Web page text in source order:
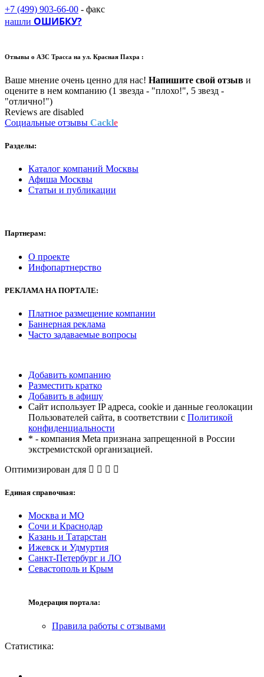
+7 (499) 903-66-00 - факс
нашли ОШИБКУ?
Отзывы о АЗС Трасса на ул. Красная Пахра :
Ваше мнение очень ценно для нас! Напишите свой отзыв и
оцените в нем компанию (1 звезда - "плохо!", 5 звезд -
"отлично!")
Reviews are disabled
Социальные отзывы Cackle
Разделы:
Каталог компаний Москвы
Афиша Москвы
Статьи и публикации
Партнерам:
О проекте
Инфопартнерство
РЕКЛАМА НА ПОРТАЛЕ:
Платное размещение компании
Баннерная реклама
Часто задаваемые вопросы
Добавить компанию
Разместить кратко
Добавить в афишу
Сайт использует IP адреса, cookie и данные геолокации
Пользователей сайта, в соответствии с Политикой
конфиденциальности
* - компания Meta признана запрещенной в России
экстремистской организацией.
Оптимизирован для
Единая справочная:
Москва и МО
Сочи и Краснодар
Казань и Татарстан
Ижевск и Удмуртия
Санкт-Петербург и ЛО
Севастополь и Крым
Модерация портала:
Правила работы с отзывами
Статистика: